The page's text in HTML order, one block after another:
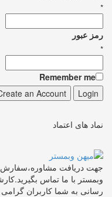
*
رمز عبور
*
Remember me
نماد های اعتماد
جهت دریافت مشاوره،سفارش
رسانی به شما کاربران گرامی